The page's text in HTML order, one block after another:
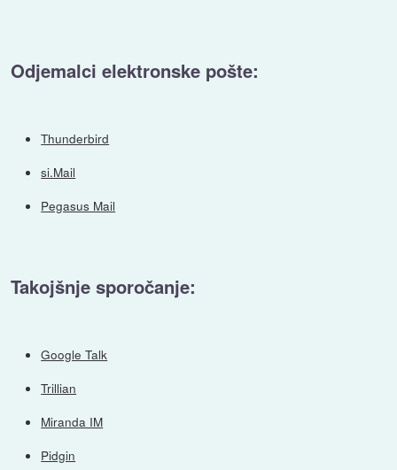
Odjemalci elektronske pošte:
Thunderbird
si.Mail
Pegasus Mail
Takojšnje sporočanje:
Google Talk
Trillian
Miranda IM
Pidgin